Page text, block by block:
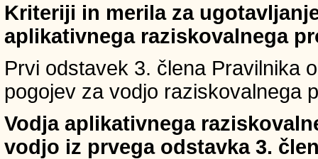
Kriteriji in merila za
aplikativnega raziskovalnega
Prvi odstavek 3. člena Pravilnika
pogojev za vodjo raziskovalnega
Vodja aplikativnega
vodjo iz prvega odstavka 3.